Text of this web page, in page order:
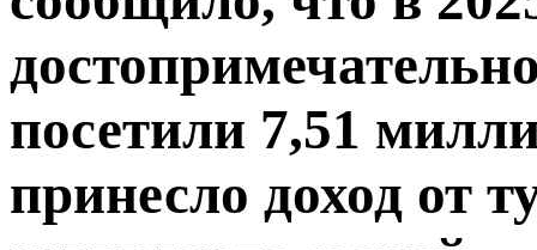
посетили 7,51
принесло доход от